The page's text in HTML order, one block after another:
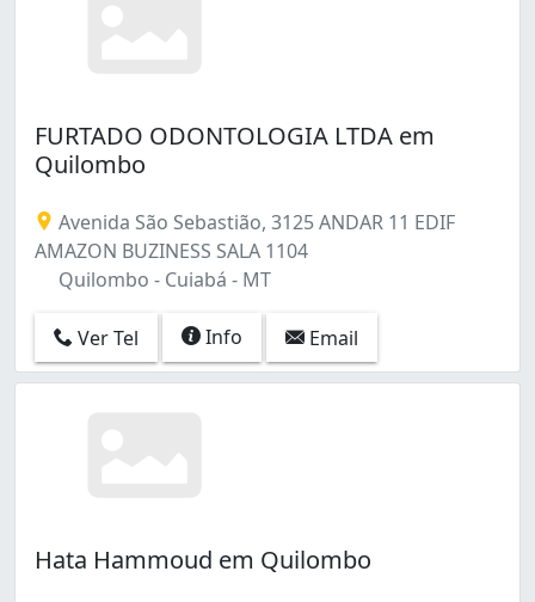
FURTADO ODONTOLOGIA LTDA em
Quilombo
Avenida São Sebastião, 3125 ANDAR 11 EDIF
AMAZON BUZINESS SALA 1104
Quilombo - Cuiabá - MT
Ver Tel Info Email
Hata Hammoud em Quilombo